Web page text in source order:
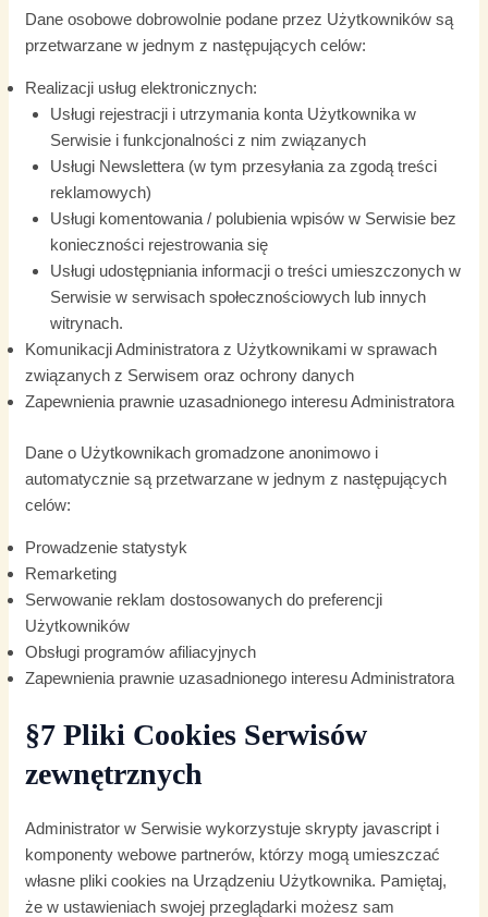
Dane osobowe dobrowolnie podane przez Użytkowników są
przetwarzane w jednym z następujących celów:
Realizacji usług elektronicznych:
Usługi rejestracji i utrzymania konta Użytkownika w
Serwisie i funkcjonalności z nim związanych
Usługi Newslettera (w tym przesyłania za zgodą treści
reklamowych)
Usługi komentowania / polubienia wpisów w Serwisie bez
konieczności rejestrowania się
Usługi udostępniania informacji o treści umieszczonych w
Serwisie w serwisach społecznościowych lub innych
witrynach.
Komunikacji Administratora z Użytkownikami w sprawach
związanych z Serwisem oraz ochrony danych
Zapewnienia prawnie uzasadnionego interesu Administratora
Dane o Użytkownikach gromadzone anonimowo i
automatycznie są przetwarzane w jednym z następujących
celów:
Prowadzenie statystyk
Remarketing
Serwowanie reklam dostosowanych do preferencji
Użytkowników
Obsługi programów afiliacyjnych
Zapewnienia prawnie uzasadnionego interesu Administratora
§7 Pliki Cookies Serwisów
zewnętrznych
Administrator w Serwisie wykorzystuje skrypty javascript i
komponenty webowe partnerów, którzy mogą umieszczać
własne pliki cookies na Urządzeniu Użytkownika. Pamiętaj,
że w ustawieniach swojej przeglądarki możesz sam